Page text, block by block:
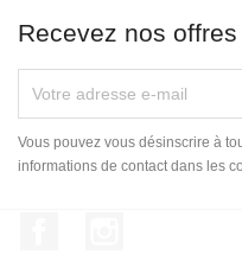
Recevez nos
Vous pouvez vous désinscrire à
informations de contact dans les